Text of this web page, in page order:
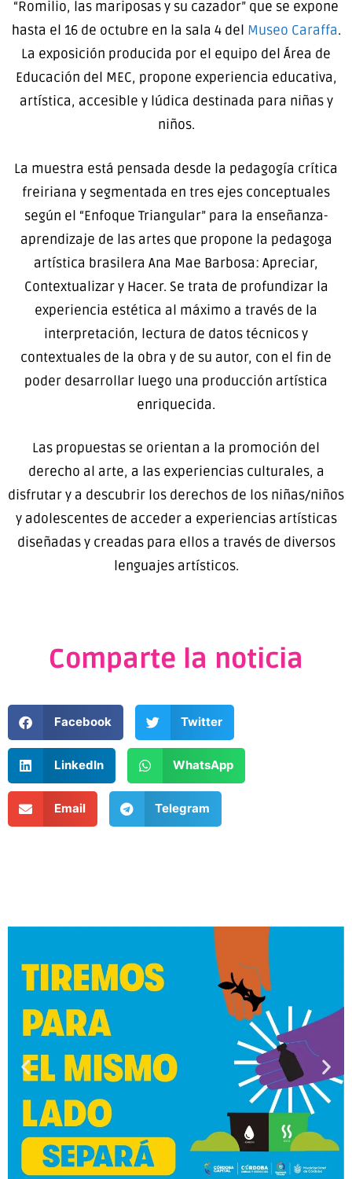
“Romilio, las mariposas y su cazador” que se expone
hasta el 16 de octubre en la sala 4 del Museo Caraffa.
La exposición producida por el equipo del Área de
Educación del MEC, propone experiencia educativa,
artística, accesible y lúdica destinada para niñas y
niños.
La muestra está pensada desde la pedagogía crítica
freiriana y segmentada en tres ejes conceptuales
según el “Enfoque Triangular” para la enseñanza-
aprendizaje de las artes que propone la pedagoga
artística brasilera Ana Mae Barbosa: Apreciar,
Contextualizar y Hacer. Se trata de profundizar la
experiencia estética al máximo a través de la
interpretación, lectura de datos técnicos y
contextuales de la obra y de su autor, con el fin de
poder desarrollar luego una producción artística
enriquecida.
Las propuestas se orientan a la promoción del
derecho al arte, a las experiencias culturales, a
disfrutar y a descubrir los derechos de los niñas/niños
y adolescentes de acceder a experiencias artísticas
diseñadas y creadas para ellos a través de diversos
lenguajes artísticos.
Comparte la noticia
Facebook Twitter
LinkedIn WhatsApp
Email Telegram